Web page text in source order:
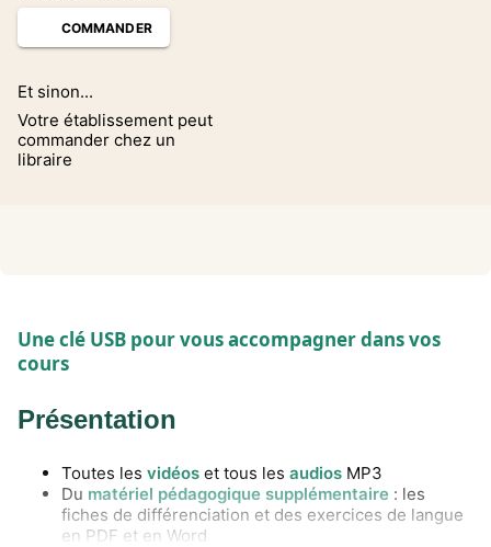
COMMANDER
Et sinon...
Votre établissement peut
commander chez un
libraire
Une clé USB pour vous accompagner dans vos
cours
Présentation
Toutes les vidéos et tous les audios MP3
Du matériel pédagogique supplémentaire : les
fiches de différenciation et des exercices de langue
en PDF et en Word